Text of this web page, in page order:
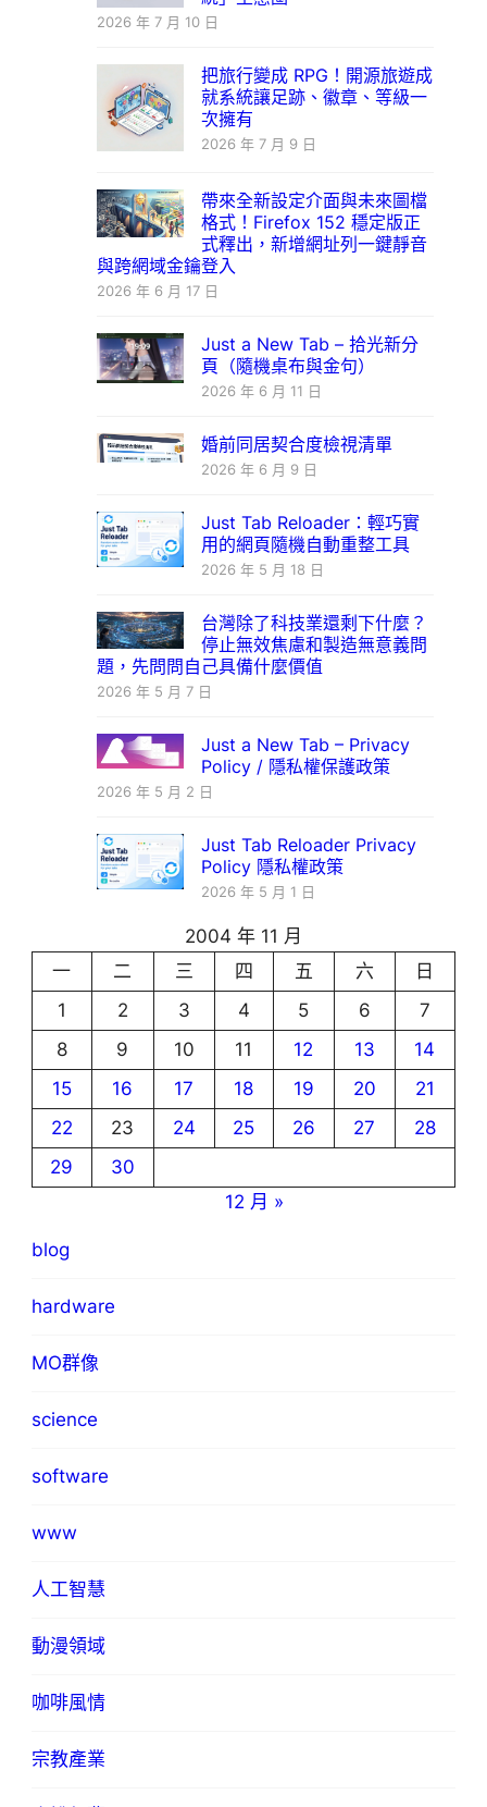
2026 年 7 月 10 日
把旅行變成 RPG！開源旅遊成
就系統讓足跡、徽章、等級一
次擁有
2026 年 7 月 9 日
帶來全新設定介面與未來圖檔
格式！Firefox 152 穩定版正
式釋出，新增網址列一鍵靜音
與跨網域金鑰登入
2026 年 6 月 17 日
Just a New Tab – 拾光新分
頁（隨機桌布與金句）
2026 年 6 月 11 日
婚前同居契合度檢視清單
2026 年 6 月 9 日
Just Tab Reloader：輕巧實
用的網頁隨機自動重整工具
2026 年 5 月 18 日
台灣除了科技業還剩下什麼？
停止無效焦慮和製造無意義問
題，先問問自己具備什麼價值
2026 年 5 月 7 日
Just a New Tab – Privacy
Policy / 隱私權保護政策
2026 年 5 月 2 日
Just Tab Reloader Privacy
Policy 隱私權政策
2026 年 5 月 1 日
2004 年 11 月
一
二 三 四 五 六
日
1
2 3 4 5 6
7
8
9 10 11 12 13
14
15
16 17 18 19 20
21
22
23 24 25 26 27
28
29
30
12 月 »
blog
hardware
MO群像
science
software
www
人工智慧
動漫領域
咖啡風情
宗教產業